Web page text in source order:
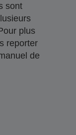
sont
plus
reporter
de